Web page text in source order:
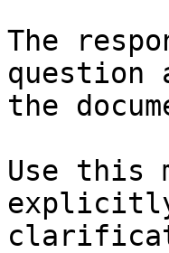
The
question
the
Use this
explicitly